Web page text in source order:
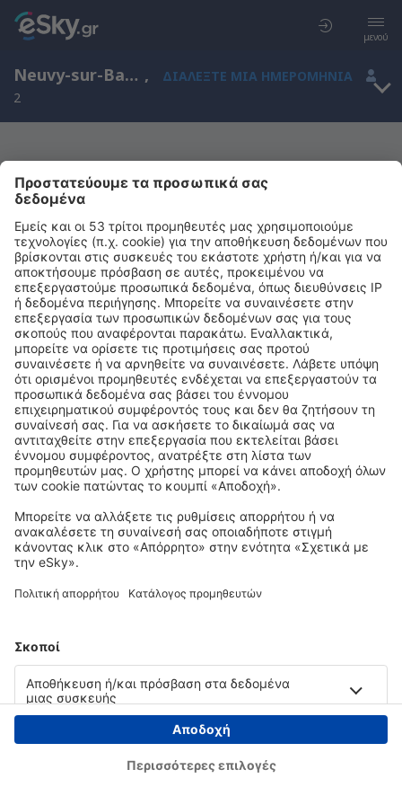
μενού
Neuvy-sur-Barangeon, Κέντρο, Γαλλία ,
ΔΙΑΛΈΞΤΕ ΜΙΑ ΗΜΕΡΟΜΗΝΊΑ
2
Μας συγχωρείτε, δεν υπάρχουν
αποτελέσματα για την αναζήτησή σας
Προσπαθήστε να κάνετε αναζήτηση με διαφορετικά κριτήρια
Copyright © eSky.gr. Με την επιφύλαξη παντός νομίμου δικαιώματος.